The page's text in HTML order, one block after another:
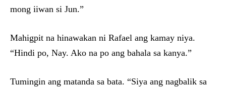
mong iiwan si Jun.”
Mahigpit na hinawakan ni Rafael ang kamay niya.
“Hindi po, Nay. Ako na po ang bahala sa kanya.”
Tumingin ang matanda sa bata. “Siya ang nagbalik sa